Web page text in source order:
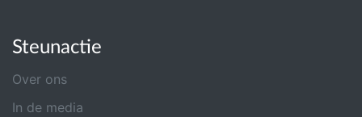
Steunactie
Over ons
In de media